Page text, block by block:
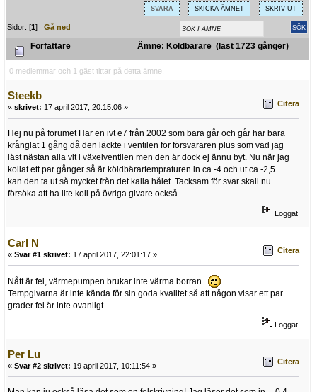
SVARA SKICKA ÄMNET SKRIV UT
Sidor: [1]Gå ned
Författare Ämne: Köldbärare (läst 1723 gånger)
0 medlemmar och 1 gäst tittar på detta ämne.
Steekb
« skrivet: 17 april 2017, 20:15:06 » Citera
Hej nu på forumet Har en ivt e7 från 2002 som bara går och går har bara
krånglat 1 gång då den läckte i ventilen för försvararen plus som vad jag
läst nästan alla vit i växelventilen men den är dock ej ännu byt. Nu när jag
kollat ett par gånger så är köldbärartempraturen in ca.-4 och ut ca -2,5
kan den ta ut så mycket från det kalla hålet. Tacksam för svar skall nu
försöka att ha lite koll på övriga givare också.
Loggat
Carl N
« Svar #1 skrivet: 17 april 2017, 22:01:17 » Citera
Nått är fel, värmepumpen brukar inte värma borran.
Tempgivarna är inte kända för sin goda kvalitet så att någon visar ett par
grader fel är inte ovanligt.
Loggat
Per Lu
« Svar #2 skrivet: 19 april 2017, 10:11:54 » Citera